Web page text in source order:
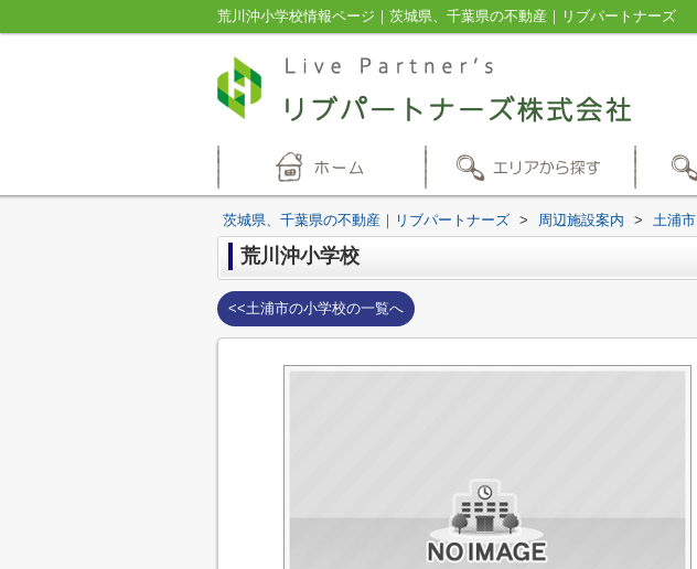
荒川沖小学校情報ページ｜茨城県、千葉県の不動産｜リブパートナーズ
茨城県、千葉県の不動産｜リブパートナーズ > 周辺施設案内 > 土浦市
荒川沖小学校
<<土浦市の小学校の一覧へ